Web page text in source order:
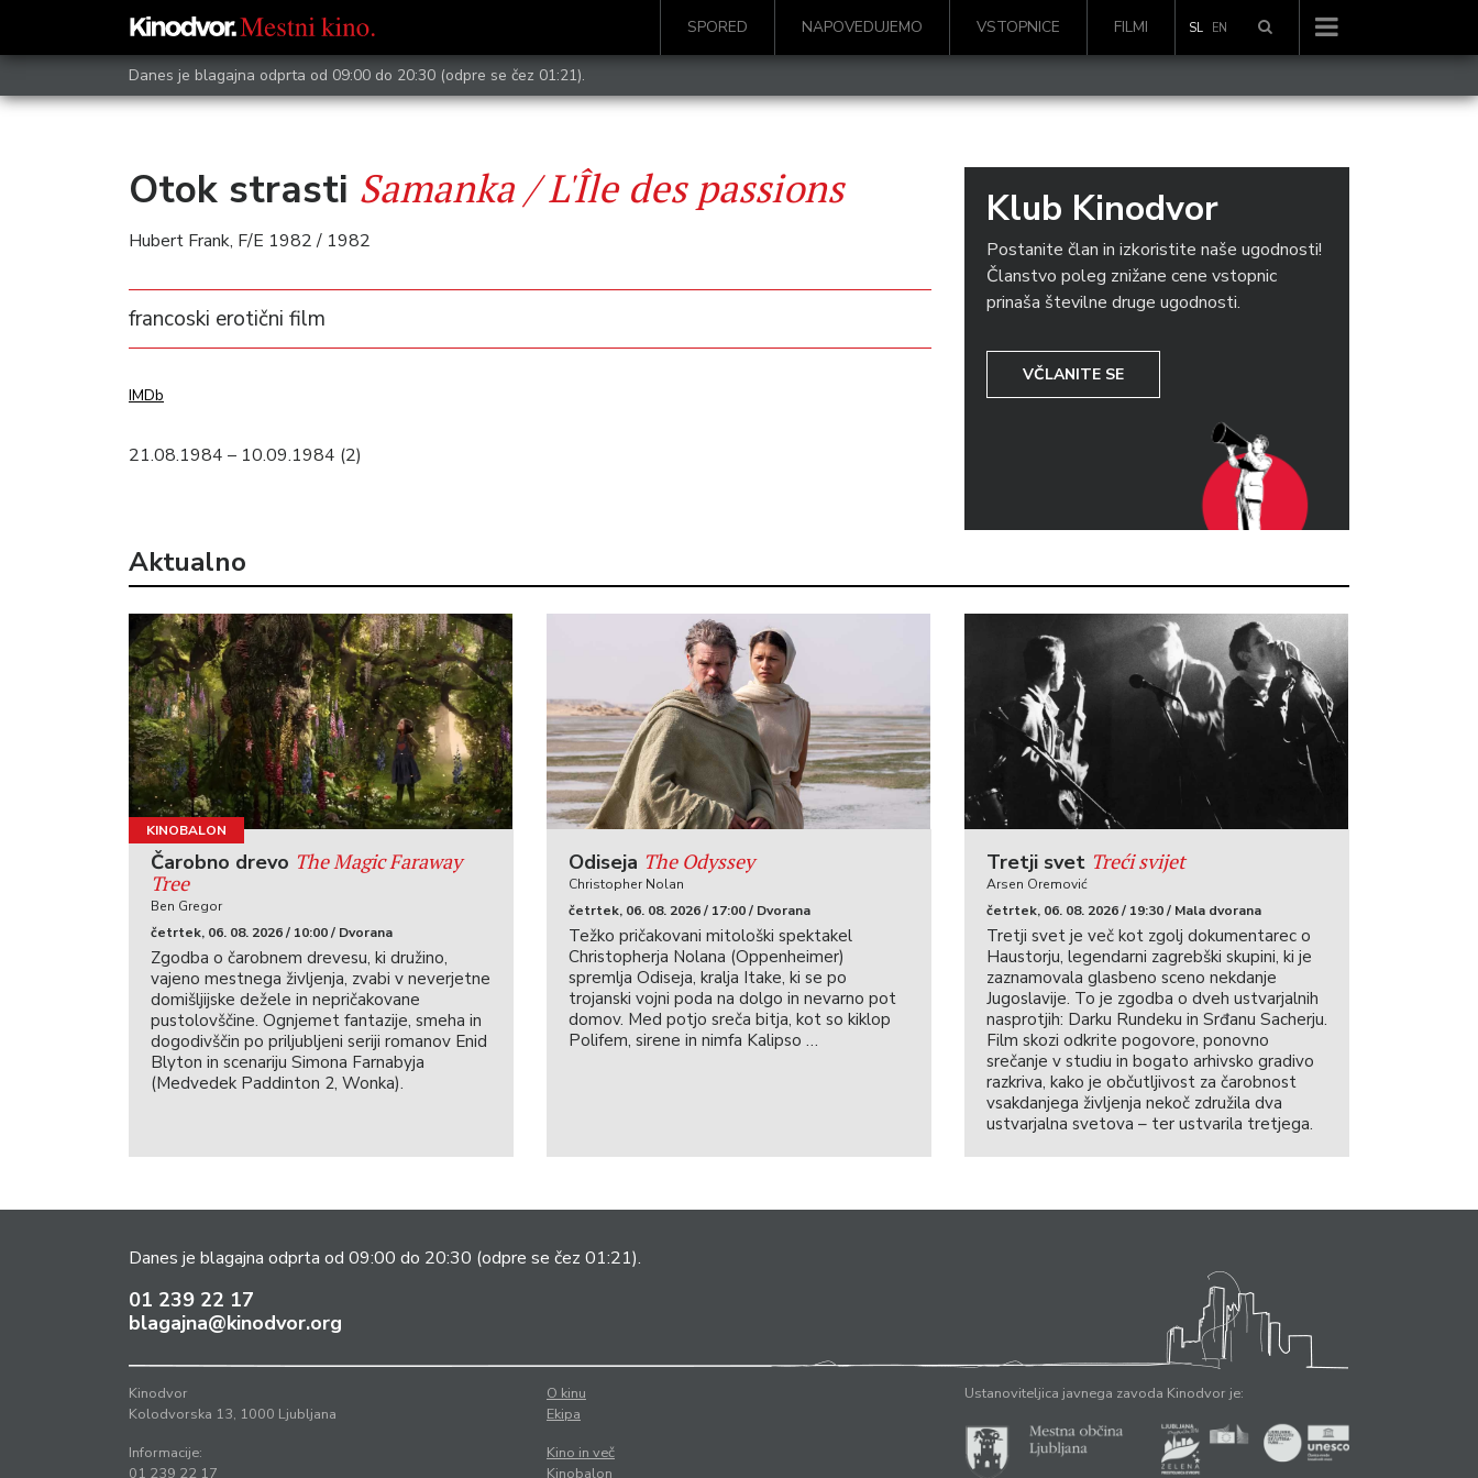
SPORED NAPOVEDUJEMO VSTOPNICE FILMI SL EN
Danes je blagajna odprta od 09:00 do 20:30 (odpre se čez 01:21).
Otok strasti Samanka / L'Île des passions
Hubert Frank, F/E 1982 / 1982
francoski erotični film
IMDb
21.08.1984 – 10.09.1984 (2)
Klub Kinodvor
Postanite član in izkoristite naše ugodnosti!
Članstvo poleg znižane cene vstopnic
prinaša številne druge ugodnosti.
VČLANITE SE
Aktualno
KINOBALON
Čarobno drevo The Magic Faraway
Tree
Ben Gregor
četrtek, 06. 08. 2026 / 10:00 / Dvorana
Zgodba o čarobnem drevesu, ki družino,
vajeno mestnega življenja, zvabi v neverjetne
domišljijske dežele in nepričakovane
pustolovščine. Ognjemet fantazije, smeha in
dogodivščin po priljubljeni seriji romanov Enid
Blyton in scenariju Simona Farnabyja
(Medvedek Paddinton 2, Wonka).
Odiseja The Odyssey
Christopher Nolan
četrtek, 06. 08. 2026 / 17:00 / Dvorana
Težko pričakovani mitološki spektakel
Christopherja Nolana (Oppenheimer)
spremlja Odiseja, kralja Itake, ki se po
trojanski vojni poda na dolgo in nevarno pot
domov. Med potjo sreča bitja, kot so kiklop
Polifem, sirene in nimfa Kalipso …
Tretji svet Treći svijet
Arsen Oremović
četrtek, 06. 08. 2026 / 19:30 / Mala dvorana
Tretji svet je več kot zgolj dokumentarec o
Haustorju, legendarni zagrebški skupini, ki je
zaznamovala glasbeno sceno nekdanje
Jugoslavije. To je zgodba o dveh ustvarjalnih
nasprotjih: Darku Rundeku in Srđanu Sacherju.
Film skozi odkrite pogovore, ponovno
srečanje v studiu in bogato arhivsko gradivo
razkriva, kako je občutljivost za čarobnost
vsakdanjega življenja nekoč združila dva
ustvarjalna svetova – ter ustvarila tretjega.
Danes je blagajna odprta od 09:00 do 20:30 (odpre se čez 01:21).
01 239 22 17
blagajna@kinodvor.org
Kinodvor
Kolodvorska 13, 1000 Ljubljana
Informacije:
01 239 22 17
O kinu
Ekipa
Kino in več
Kinobalon
Ustanoviteljica javnega zavoda Kinodvor je: